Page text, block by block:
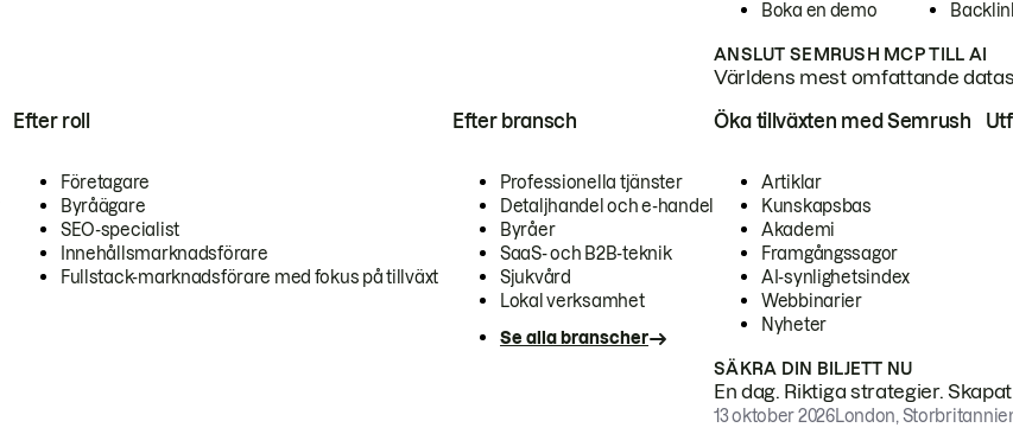
Boka en demo
ANSLUT SEMRUSH MCP TILL AI
Världens mest omfattande
Efter roll
Företagare
Byråägare
SEO-specialist
Innehållsmarknadsförare
Fullstack-marknadsförare med fokus på tillväxt
Efter bransch
Professionella tjänster
Detaljhandel och e-handel
Byråer
SaaS- och B2B-teknik
Sjukvård
Lokal verksamhet
Se alla branscher
Öka tillväxten med Semrush
Artiklar
Kunskapsbas
Akademi
Framgångssagor
AI-synlighetsindex
Webbinarier
Nyheter
SÄKRA DIN BILJETT NU
En dag. Riktiga strategier.
13 oktober 2026London,